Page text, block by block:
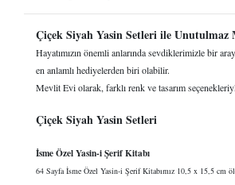
Çiçek Siyah Yasin Setleri ile
Hayatımızın önemli anlarında sevdiklerimizle bir
en anlamlı hediyelerden biri olabilir.
Mevlit Evi olarak, farklı renk ve tasarım
Çiçek Siyah Yasin Setleri
İsme Özel Yasin-i Şerif Kitabı
64 Sayfa İsme Özel Yasin-i Şerif Kitabımız 10,5 x 15,5 cm